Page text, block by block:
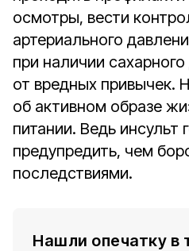
осмотры, вести
артериального
при наличии
от вредных привычек.
об активном образе
питании. Ведь инсульт
предупредить, чем
последствиями.
Нашли опечатку в